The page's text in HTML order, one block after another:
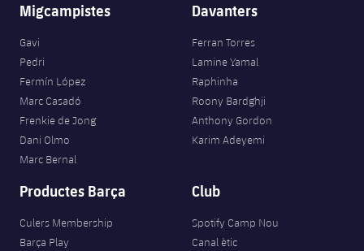
Migcampistes
Gavi
Pedri
Fermín López
Marc Casadó
Frenkie de Jong
Dani Olmo
Marc Bernal
Davanters
Ferran Torres
Lamine Yamal
Raphinha
Roony Bardghji
Anthony Gordon
Karim Adeyemi
Productes Barça
Culers Membership
Barça Play
Club
Spotify Camp Nou
Canal ètic